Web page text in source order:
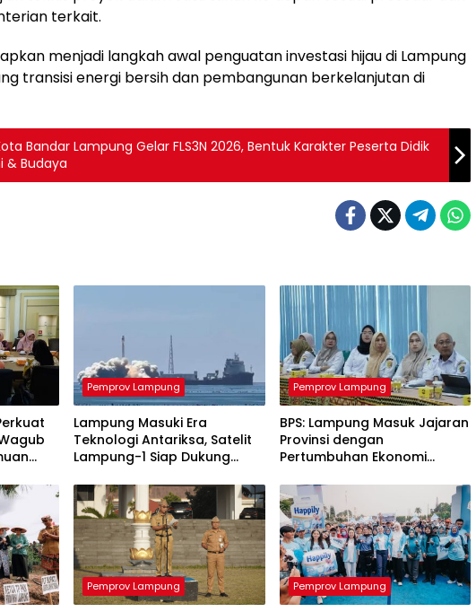
terkait.
menjadi langkah awal penguatan investasi hijau di Lampung
transisi energi bersih dan pembangunan berkelanjutan di
Bandar Lampung Gelar FLS3N 2026, Bentuk Karakter Peserta Didik
& Budaya
Pemprov Lampung
Lampung Masuki Era
Teknologi Antariksa, Satelit
Lampung-1 Siap Dukung
Pemprov Lampung
BPS: Lampung Masuk Jajaran
Provinsi dengan
Pertumbuhan Ekonomi
Pemprov Lampung Pemprov Lampung